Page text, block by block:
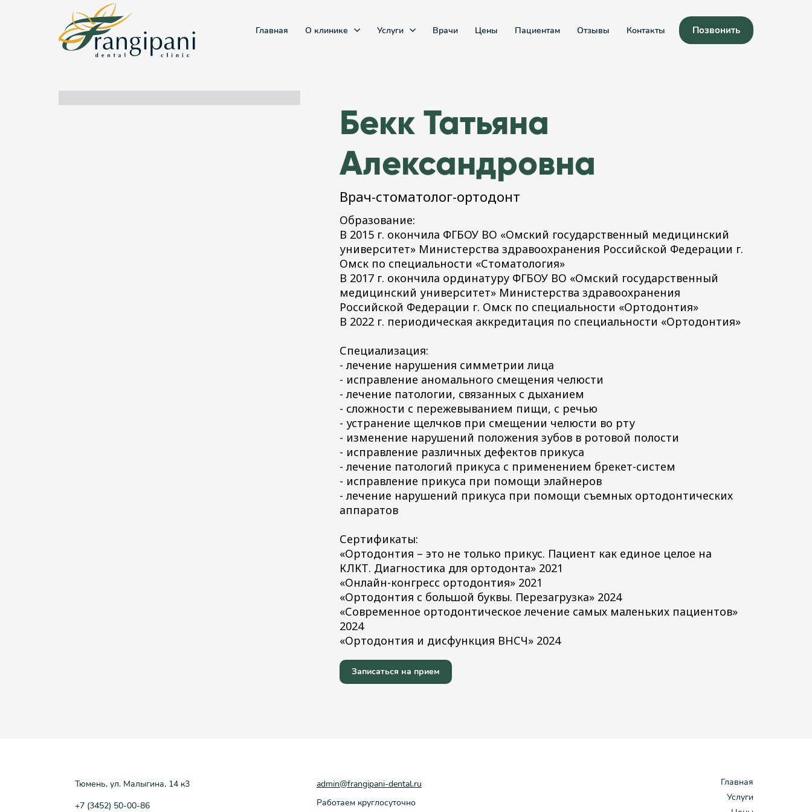
Главная О клинике Услуги Врачи Цены Пациентам Отзывы Контакты Позвонить
Бекк Татьяна
Александровна
Врач-стоматолог-ортодонт
Образование:
В 2015 г. окончила ФГБОУ ВО «Омский государственный медицинский
университет» Министерства здравоохранения Российской Федерации г.
Омск по специальности «Стоматология»
В 2017 г. окончила ординатуру ФГБОУ ВО «Омский государственный
медицинский университет» Министерства здравоохранения
Российской Федерации г. Омск по специальности «Ортодонтия»
В 2022 г. периодическая аккредитация по специальности «Ортодонтия»
Специализация:
- лечение нарушения симметрии лица
- исправление аномального смещения челюсти
- лечение патологии, связанных с дыханием
- сложности с пережевыванием пищи, с речью
- устранение щелчков при смещении челюсти во рту
- изменение нарушений положения зубов в ротовой полости
- исправление различных дефектов прикуса
- лечение патологий прикуса с применением брекет-систем
- исправление прикуса при помощи элайнеров
- лечение нарушений прикуса при помощи съемных ортодонтических
аппаратов
Сертификаты:
«Ортодонтия – это не только прикус. Пациент как единое целое на
КЛКТ. Диагностика для ортодонта» 2021
«Онлайн-конгресс ортодонтия» 2021
«Ортодонтия с большой буквы. Перезагрузка» 2024
«Современное ортодонтическое лечение самых маленьких пациентов»
2024
«Ортодонтия и дисфункция ВНСЧ» 2024
Записаться на прием
Тюмень, ул. Малыгина, 14 к3
+7 (3452) 50-00-86
admin@frangipani-dental.ru
Работаем круглосуточно
Главная
Услуги